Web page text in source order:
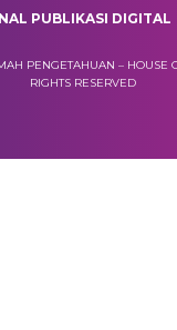
PUBLIKASI DIGITAL
PENGETAHUAN – HOUSE
RIGHTS RESERVED